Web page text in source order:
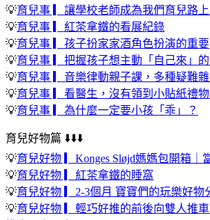
💡育兒事 ▎讓學校老師成為我們育兒路
💡育兒事 ▎紅茶拿鐵的看展紀錄
💡育兒事 ▎孩子扮家家酒角色扮演的重要
💡育兒事 ▎把握孩子想主動「自己來」的
💡育兒事 ▎音樂律動親子課，多種疑難
💡育兒事 ▎看醫生，沒有領到小貼紙禮物
💡育兒事 ▎為什麼一定要小孩「乖」？
育兒好物篇 ⬇️⬇️⬇️
💡育兒好物 ▎Konges Sløjd媽媽包開箱｜
💡育兒好物 ▎紅茶拿鐵的睡窩
💡育兒好物 ▎2-3個月 寶寶們的玩樂好物
💡育兒好物 ▎輕巧好推的前後向雙人推